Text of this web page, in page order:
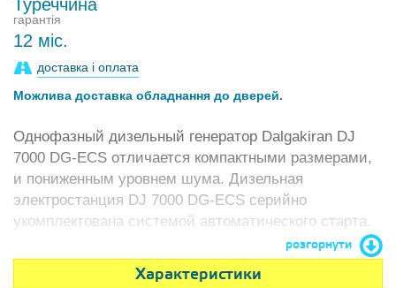
гарантія
12 міс.
доставка і оплата
Можлива доставка обладнання до дверей.
Однофазный дизельный генератор Dalgakiran DJ
7000 DG-ECS отличается компактными размерами,
и пониженным уровнем шума. Дизельная
электростанция DJ 7000 DG-ECS серийно
укомплектована системой автоматического старта.
розгорнути
Характеристики